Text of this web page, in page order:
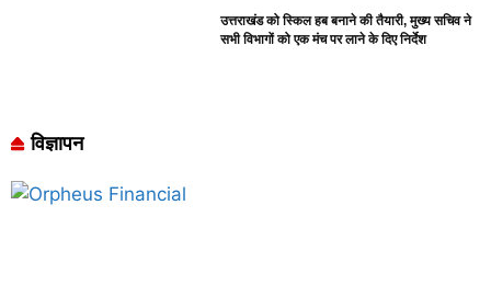
उत्तराखंड को स्किल हब बनाने की तैयारी, मुख्य सचिव ने
सभी विभागों को एक मंच पर लाने के दिए निर्देश
विज्ञापन